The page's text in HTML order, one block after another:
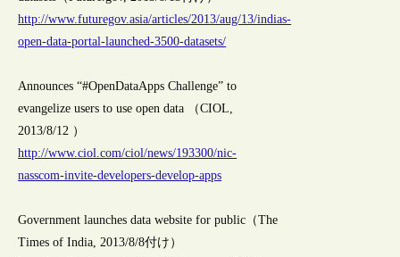
http://www.futuregov.asia/articles/2013/aug/13/indias-
open-data-portal-launched-3500-datasets/
Announces “#OpenDataApps Challenge” to
evangelize users to use open data （CIOL,
2013/8/12 ）
http://www.ciol.com/ciol/news/193300/nic-
nasscom-invite-developers-develop-apps
Government launches data website for public（The
Times of India, 2013/8/8付け）